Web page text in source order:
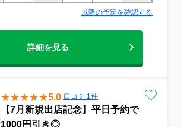
以降の予定を確認する
詳細を見る
5.0 口コミ 1件
【7月新規出店記念】平日予約で
1000円引き◎